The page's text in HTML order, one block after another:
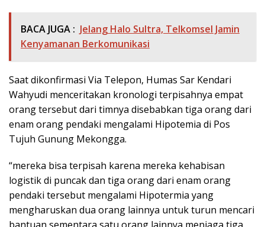
BACA JUGA : Jelang Halo Sultra, Telkomsel Jamin
Kenyamanan Berkomunikasi
Saat dikonfirmasi Via Telepon, Humas Sar Kendari
Wahyudi menceritakan kronologi terpisahnya empat
orang tersebut dari timnya disebabkan tiga orang dari
enam orang pendaki mengalami Hipotemia di Pos
Tujuh Gunung Mekongga.
“mereka bisa terpisah karena mereka kehabisan
logistik di puncak dan tiga orang dari enam orang
pendaki tersebut mengalami Hipotermia yang
mengharuskan dua orang lainnya untuk turun mencari
bantuan sementara satu orang lainnya menjaga tiga